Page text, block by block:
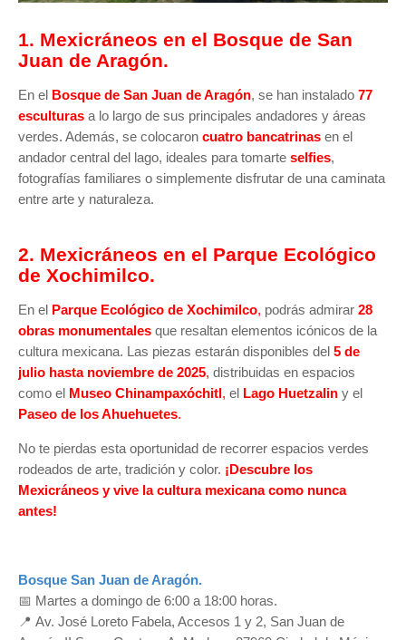
1. Mexicráneos en el Bosque de San
Juan de Aragón.
En el Bosque de San Juan de Aragón, se han instalado 77
esculturas a lo largo de sus principales andadores y áreas
verdes. Además, se colocaron cuatro bancatrinas en el
andador central del lago, ideales para tomarte selfies,
fotografías familiares o simplemente disfrutar de una caminata
entre arte y naturaleza.
2. Mexicráneos en el Parque Ecológico
de Xochimilco.
En el Parque Ecológico de Xochimilco, podrás admirar 28
obras monumentales que resaltan elementos icónicos de la
cultura mexicana. Las piezas estarán disponibles del 5 de
julio hasta noviembre de 2025, distribuidas en espacios
como el Museo Chinampaxóchitl, el Lago Huetzalin y el
Paseo de los Ahuehuetes.
No te pierdas esta oportunidad de recorrer espacios verdes
rodeados de arte, tradición y color. ¡Descubre los
Mexicráneos y vive la cultura mexicana como nunca
antes!
Bosque San Juan de Aragón.
📅 Martes a domingo de 6:00 a 18:00 horas.
📍 Av. José Loreto Fabela, Accesos 1 y 2, San Juan de